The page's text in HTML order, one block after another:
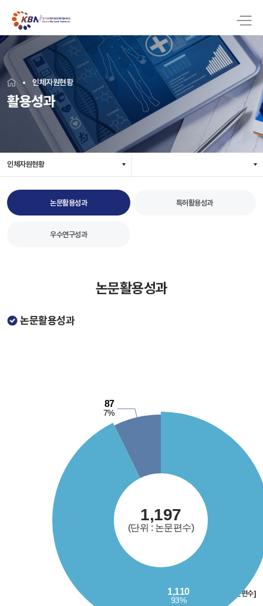
인체자원현황
활용성과
인체자원현황
논문활용성과 특허활용성과
우수연구성과
논문활용성과
논문활용성과
[단위 : 논문편수]